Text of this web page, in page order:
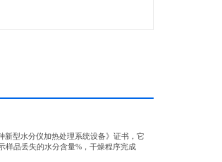
新型水分仪加热处理系统设备》证书，它
样品丢失的水分含量%，干燥程序完成